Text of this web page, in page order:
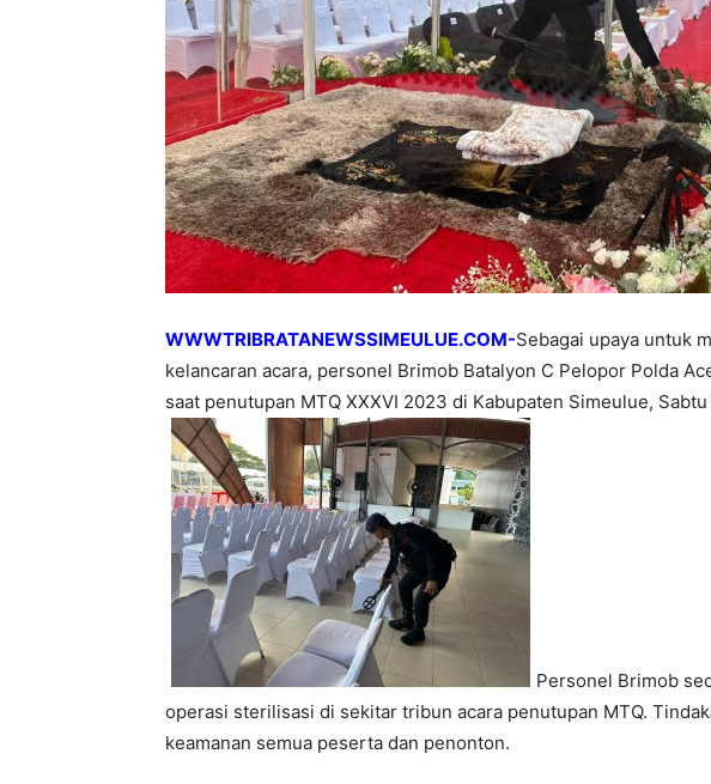
WWWTRIBRATANEWSSIMEULUE.COM-Sebagai upaya untuk
kelancaran acara, personel Brimob Batalyon C Pelopor Polda
saat penutupan MTQ XXXVI 2023 di Kabupaten Simeulue,
Personel Brimob
operasi sterilisasi di sekitar tribun acara penutupan MTQ.
keamanan semua peserta dan penonton.